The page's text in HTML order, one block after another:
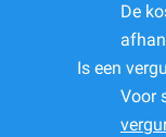
De
Is een
Voor